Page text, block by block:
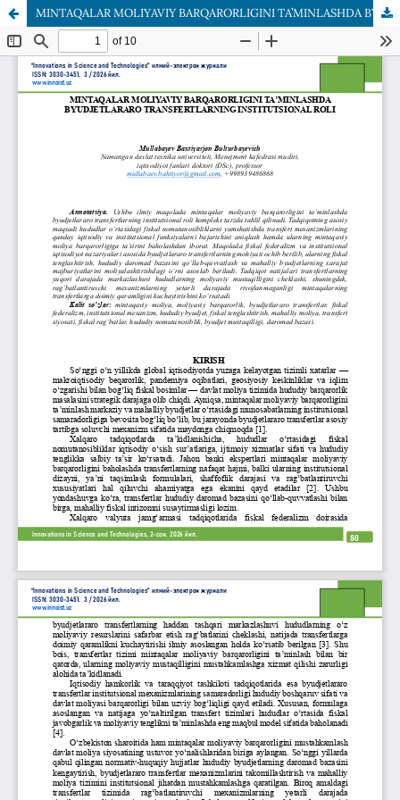
MINTAQALAR MOLIYAVIY BARQARORLIGINI TA’MINLASHDA BYUDJETLARARO TRANSFERTLARNING INSTITUTSIONAL ROLI